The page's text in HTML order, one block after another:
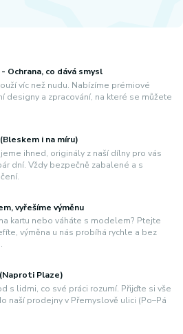
Ochrana, co dává smysl
víc než nudu. Nabízíme prémiové
designy a zpracování, na které se můžete
i na míru)
ihned, originály z naší dílny pro vás
dní. Vždy bezpečně zabalené a s
vyřešíme výměnu
kartu nebo váháte s modelem? Ptejte
výměna u nás probíhá rychle a bez
Plaze)
s lidmi, co své práci rozumí. Přijďte si vše
naší prodejny v Přemyslově ulici (Po–Pá